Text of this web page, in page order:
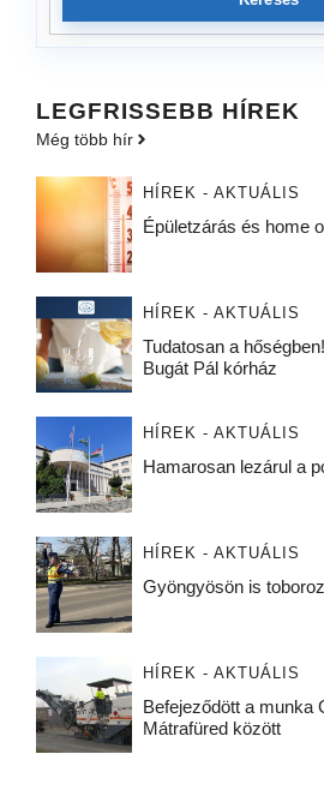
LEGFRISSEBB HÍREK
Még több hír
HÍREK - AKTUÁLIS
Épületzárás és home
HÍREK - AKTUÁLIS
Tudatosan a
Bugát Pál kórház
HÍREK - AKTUÁLIS
Hamarosan lezárul a
HÍREK - AKTUÁLIS
Gyöngyösön is
HÍREK - AKTUÁLIS
Befejeződött a munka
Mátrafüred között